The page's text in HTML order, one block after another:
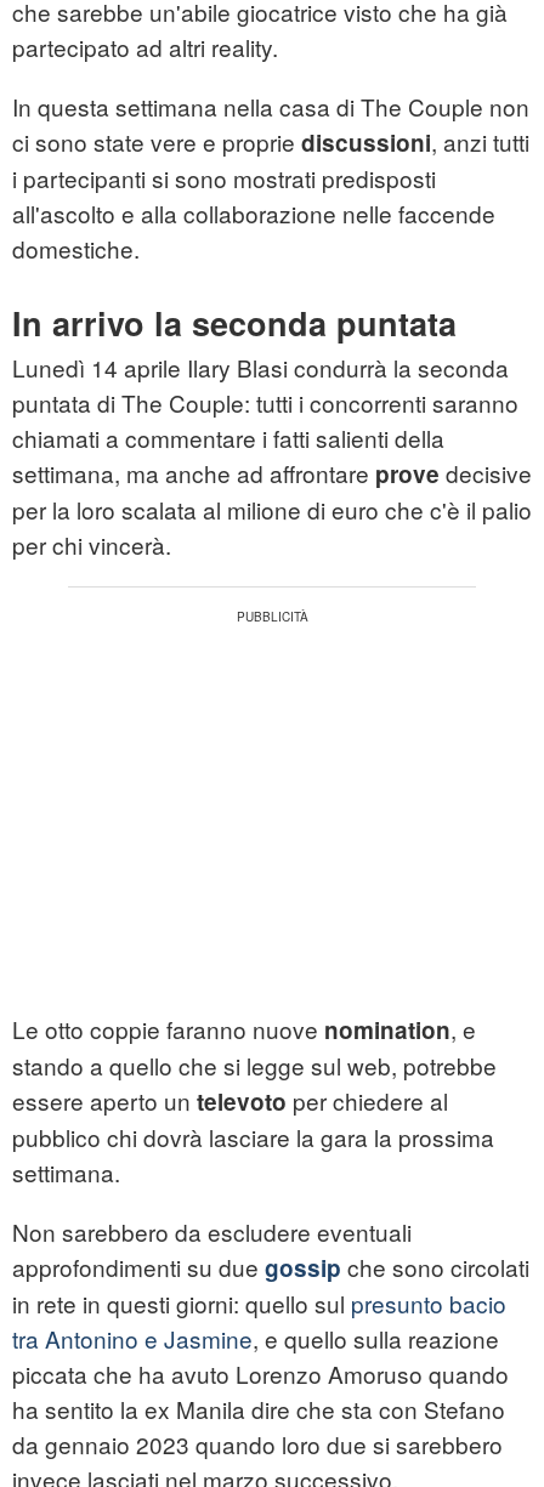
che sarebbe un'abile giocatrice visto che ha già
partecipato ad altri reality.
In questa settimana nella casa di The Couple non
ci sono state vere e proprie discussioni, anzi tutti
i partecipanti si sono mostrati predisposti
all'ascolto e alla collaborazione nelle faccende
domestiche.
In arrivo la seconda puntata
Lunedì 14 aprile Ilary Blasi condurrà la seconda
puntata di The Couple: tutti i concorrenti saranno
chiamati a commentare i fatti salienti della
settimana, ma anche ad affrontare prove decisive
per la loro scalata al milione di euro che c'è il palio
per chi vincerà.
Le otto coppie faranno nuove nomination, e
stando a quello che si legge sul web, potrebbe
essere aperto un televoto per chiedere al
pubblico chi dovrà lasciare la gara la prossima
settimana.
Non sarebbero da escludere eventuali
approfondimenti su due gossip che sono circolati
in rete in questi giorni: quello sul presunto bacio
tra Antonino e Jasmine, e quello sulla reazione
piccata che ha avuto Lorenzo Amoruso quando
ha sentito la ex Manila dire che sta con Stefano
da gennaio 2023 quando loro due si sarebbero
invece lasciati nel marzo successivo.